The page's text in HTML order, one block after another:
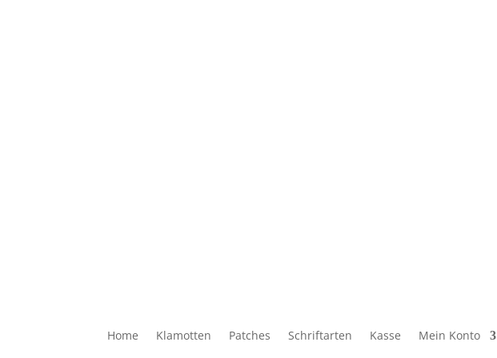
Home Klamotten Patches Schriftarten Kasse Mein Konto